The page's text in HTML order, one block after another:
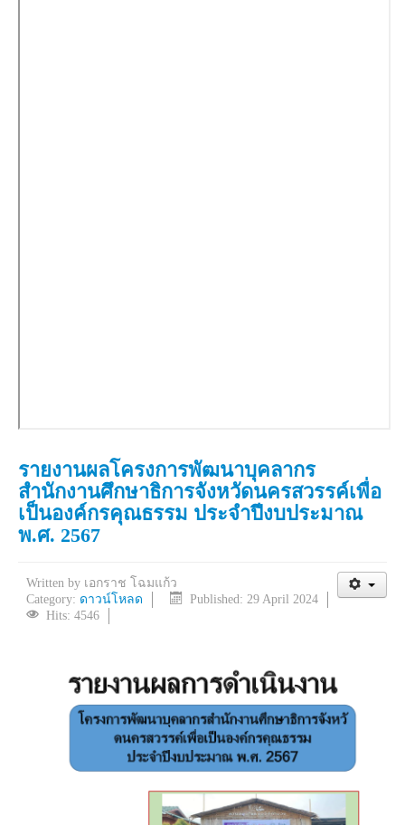
รายงานผลโครงการพัฒนาบุคลากร
สำนักงานศึกษาธิการจังหวัดนครสวรรค์เพื่อ
เป็นองค์กรคุณธรรม ประจำปีงบประมาณ
พ.ศ. 2567
Written by เอกราช โฉมแก้ว
Category: ดาวน์โหลด
Published: 29 April 2024
Hits: 4546